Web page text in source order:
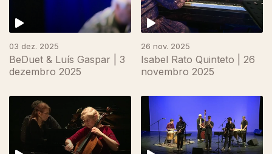
03 dez. 2025
BeDuet & Luís Gaspar | 3
dezembro 2025
26 nov. 2025
Isabel Rato Quinteto | 26
novembro 2025